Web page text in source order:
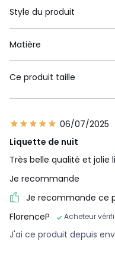
Style du produit
Matière
Ce produit taille
06/07/2025
Liquette de nuit
Très belle qualité et
Je recommande
Je recommande ce
FlorenceP
Acheteur
J'ai ce produit depuis